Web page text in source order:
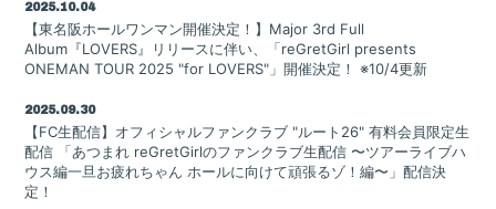
Goods
2025.10.04
【東名阪ホールワンマン開催決定！】Major 3rd Full
Album『LOVERS』リリースに伴い、「reGretGirl presents
ONEMAN TOUR 2025 "for LOVERS"」開催決定！ ※10/4更新
2025.09.30
【FC生配信】オフィシャルファンクラブ "ルート26" 有料会員限定生
配信 「あつまれ reGretGirlのファンクラブ生配信 〜ツアーライブハ
ウス編一旦お疲れちゃん ホールに向けて頑張るゾ！編〜」配信決
定！